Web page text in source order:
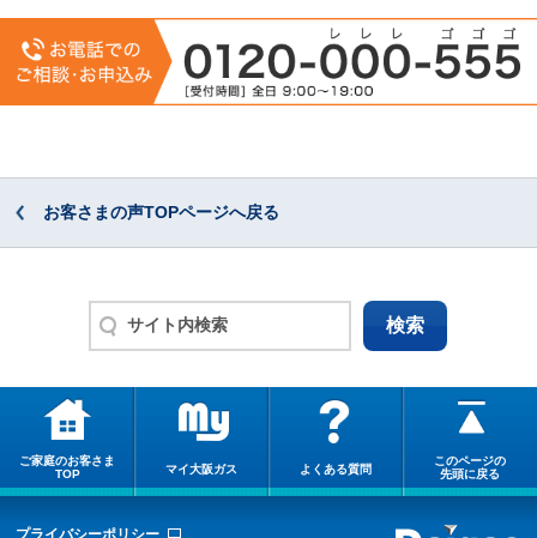
お客さまの声TOPページへ戻る
ご家庭のお客さま
TOP
マイ大阪ガス よくある質問
このページの
先頭に戻る
プライバシーポリシー